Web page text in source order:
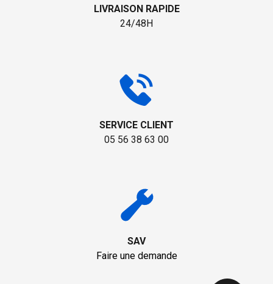
LIVRAISON RAPIDE
24/48H
SERVICE CLIENT
05 56 38 63 00
SAV
Faire une demande